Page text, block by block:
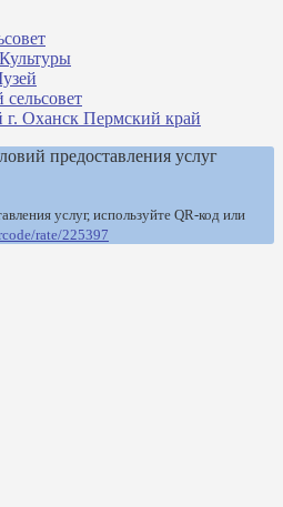
г. Оханск Пермский край
предоставления услуг
услуг, используйте QR-код или
rate/225397